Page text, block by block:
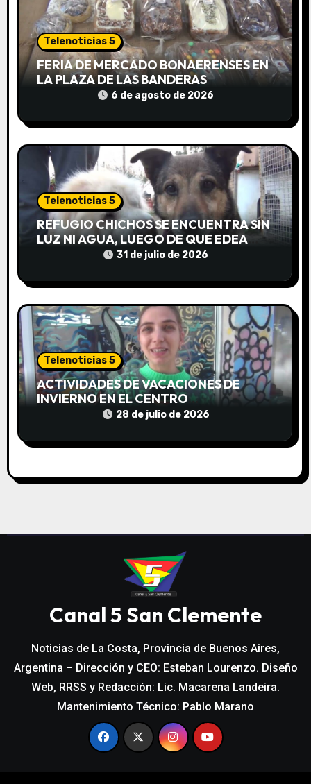
d
e
e
n
t
a
d
s
Telenoticias 5
FERIA DE MERCADO BONAERENSES EN
LA PLAZA DE LAS BANDERAS
6 de agosto de 2026
Telenoticias 5
REFUGIO CHICHOS SE ENCUENTRA SIN
LUZ NI AGUA, LUEGO DE QUE EDEA
CORTARA EL SUMINISTRO SIN AVISO
31 de julio de 2026
Telenoticias 5
ACTIVIDADES DE VACACIONES DE
INVIERNO EN EL CENTRO
COMUNITARIO EL TALA
28 de julio de 2026
Canal 5 San Clemente
Noticias de La Costa, Provincia de Buenos Aires,
Argentina – Dirección y CEO: Esteban Lourenzo. Diseño
Web, RRSS y Redacción: Lic. Macarena Landeira.
Mantenimiento Técnico: Pablo Marano